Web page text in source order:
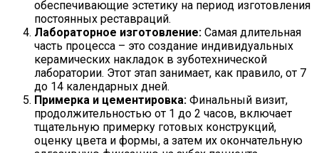
обеспечивающие эстетику на период изготовления
постоянных реставраций.
Лабораторное изготовление: Самая длительная
часть процесса – это создание индивидуальных
керамических накладок в зуботехнической
лаборатории. Этот этап занимает, как правило, от 7
до 14 календарных дней.
Примерка и цементировка: Финальный визит,
продолжительностью от 1 до 2 часов, включает
тщательную примерку готовых конструкций,
оценку цвета и формы, а затем их окончательную